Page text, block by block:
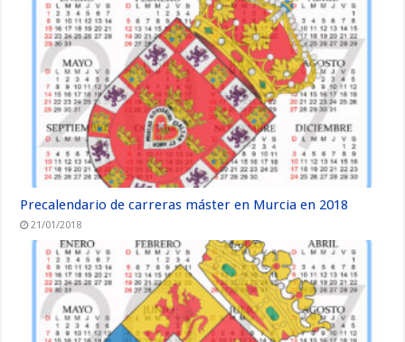
Precalendario de carreras máster en Murcia en 2018
21/01/2018